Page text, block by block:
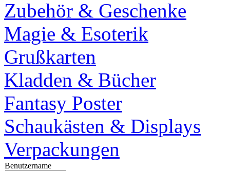
Zubehör & Geschenke
Magie & Esoterik
Grußkarten
Kladden & Bücher
Fantasy Poster
Schaukästen & Displays
Verpackungen
Benutzername